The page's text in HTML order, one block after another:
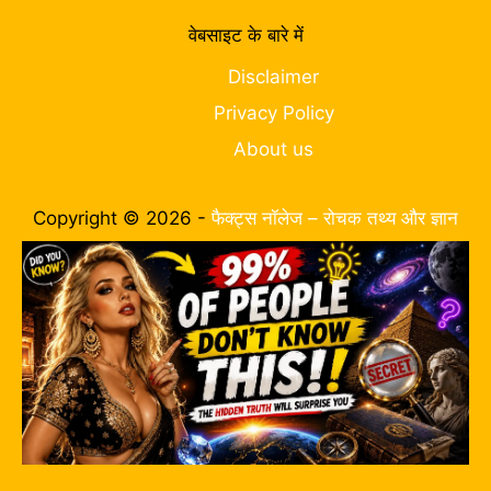
वेबसाइट के बारे में
Disclaimer
Privacy Policy
About us
Copyright © 2026 -फैक्ट्स नॉलेज – रोचक तथ्य और ज्ञान